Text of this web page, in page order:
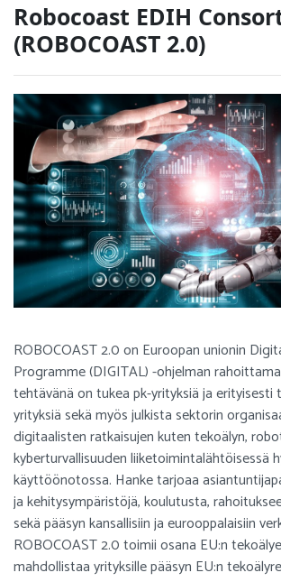
Robocoast EDIH
(ROBOCOAST 2.0)
ROBOCOAST 2.0 on Euroopan unionin
Programme (DIGITAL) -ohjelman
tehtävänä on tukea pk-yrityksiä ja erityisesti
yrityksiä sekä myös julkista sektorin
digitaalisten ratkaisujen kuten tekoälyn,
kyberturvallisuuden liiketoimintalähtöisessä
käyttöönotossa. Hanke tarjoaa
ja kehitysympäristöjä, koulutusta,
sekä pääsyn kansallisiin ja eurooppalaisiin
ROBOCOAST 2.0 toimii osana EU:n
mahdollistaa yrityksille pääsyn EU:n